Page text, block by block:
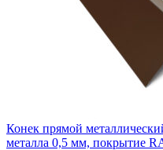
Конек прямой
металла 0,5 мм, покрытие